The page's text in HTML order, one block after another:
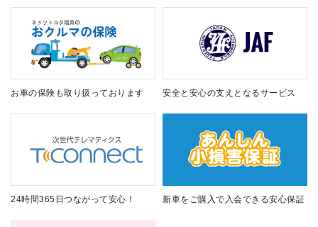
お車の保険も取り扱っております 安全と安心の支えとなるサービス
24時間365日つながって安心！ 新車をご購入で入会できる安心保証